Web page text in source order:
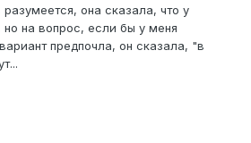
она сказала, что у
на вопрос, если бы у меня
предпочла, он сказала, "в